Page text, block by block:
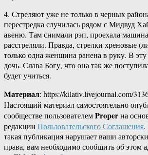
4. Стреляют уже не только в черных
перестредка случилась рядом с Мидвуд
авеню. Там снимали рэп, проехала
расстреляли. Правда, стрелки хреновые
только одна женщина ранена в руку. В
дочь. Слава Богу, что она так же
будет учиться.
Материал: https://kilativ.livejournal.com/
Настоящий материал самостоятельно
сообществе пользователемProperна
редакции Пользовательского Соглашения.
такая публикация нарушает ваши
права, вам необходимо сообщить об этом